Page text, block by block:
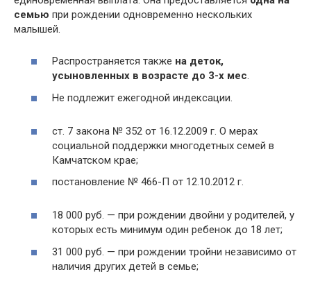
семью при рождении одновременно нескольких
малышей.
Распространяется также на деток,
усыновленных в возрасте до 3-х мес.
Не подлежит ежегодной индексации.
ст. 7 закона № 352 от 16.12.2009 г. О мерах
социальной поддержки многодетных семей в
Камчатском крае;
постановление № 466-П от 12.10.2012 г.
18 000 руб. — при рождении двойни у родителей, у
которых есть минимум один ребенок до 18 лет;
31 000 руб. — при рождении тройни независимо от
наличия других детей в семье;